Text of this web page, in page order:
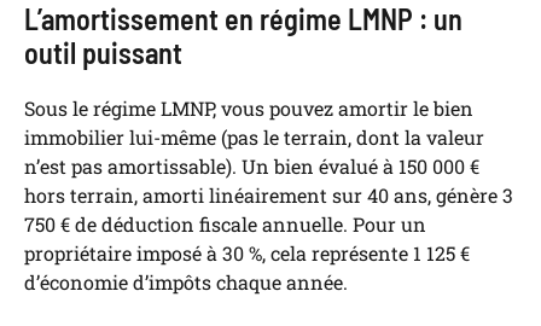
L’amortissement en régime LMNP : un
outil puissant
Sous le régime LMNP, vous pouvez amortir le bien
immobilier lui-même (pas le terrain, dont la valeur
n’est pas amortissable). Un bien évalué à 150 000 €
hors terrain, amorti linéairement sur 40 ans, génère 3
750 € de déduction fiscale annuelle. Pour un
propriétaire imposé à 30 %, cela représente 1 125 €
d’économie d’impôts chaque année.